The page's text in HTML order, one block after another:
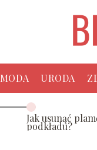
MODA URODA
Jak usunąć
podkładu?